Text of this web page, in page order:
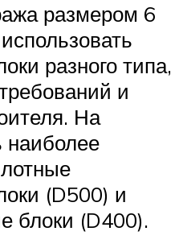
размером 6
разного типа,
и
На
наиболее
(D500) и
блоки (D400).